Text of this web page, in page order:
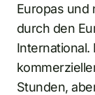
Europas und
durch den
International.
Stunden,